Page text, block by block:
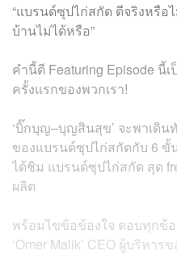
“แบรนด์ซุปไก่สกัด ดีจริงหรือ
บ้านไม่ได้หรือ”
คำนี้ดี Featuring Episode นี้
ครั้งแรกของพวกเรา!
‘บิ๊กบุญ–บุญสินสุข’ จะพาเดิน
ของแบรนด์ซุปไก่สกัดกับ 6
ได้ชิม แบรนด์ซุปไก่สกัด สุด
ผลิต
พร้อมไขข้อข้องใจ ตอบทุกข้
‘Omer Malik’ CEO ผู้บริหาร